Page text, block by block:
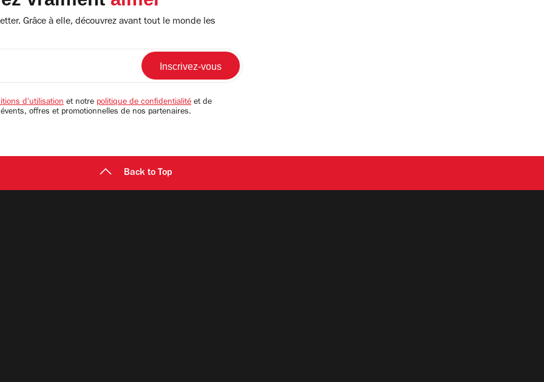
Grâce à elle, découvrez avant tout le monde les
d'utilisation et notre politique de confidentialité et de
offres et promotionnelles de nos partenaires.
Back to Top